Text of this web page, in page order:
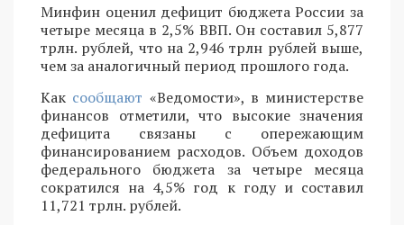
Минфин оценил дефицит бюджета России за
четыре месяца в 2,5% ВВП. Он составил 5,877
трлн. рублей, что на 2,946 трлн рублей выше,
чем за аналогичный период прошлого года.
Как сообщают «Ведомости», в министерстве
финансов отметили, что высокие значения
дефицита связаны с опережающим
финансированием расходов. Объем доходов
федерального бюджета за четыре месяца
сократился на 4,5% год к году и составил
11,721 трлн. рублей.